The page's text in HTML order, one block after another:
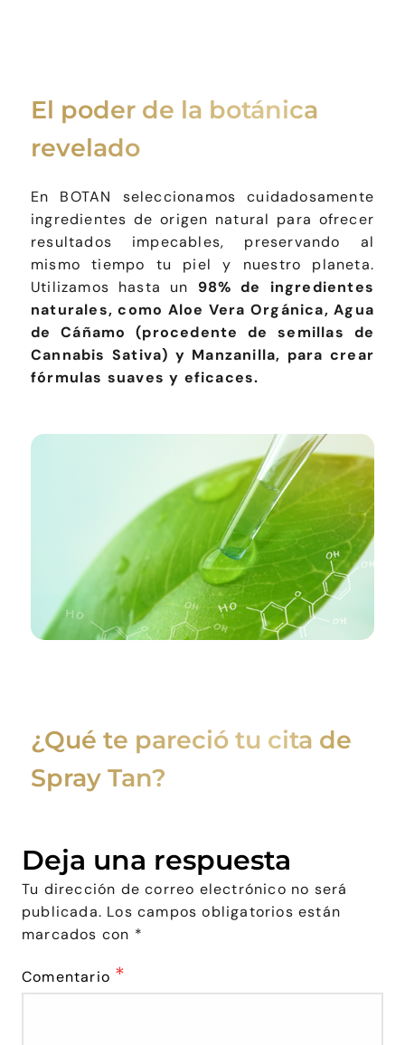
El poder de la botánica
revelado
En BOTAN seleccionamos cuidadosamente
ingredientes de origen natural para ofrecer
resultados impecables, preservando al
mismo tiempo tu piel y nuestro planeta.
Utilizamos hasta un 98% de ingredientes
naturales, como Aloe Vera Orgánica, Agua
de Cáñamo (procedente de semillas de
Cannabis Sativa) y Manzanilla, para crear
fórmulas suaves y eficaces.
¿Qué te pareció tu cita de
Spray Tan?
Deja una respuesta
Tu dirección de correo electrónico no será
publicada. Los campos obligatorios están
marcados con *
Comentario *